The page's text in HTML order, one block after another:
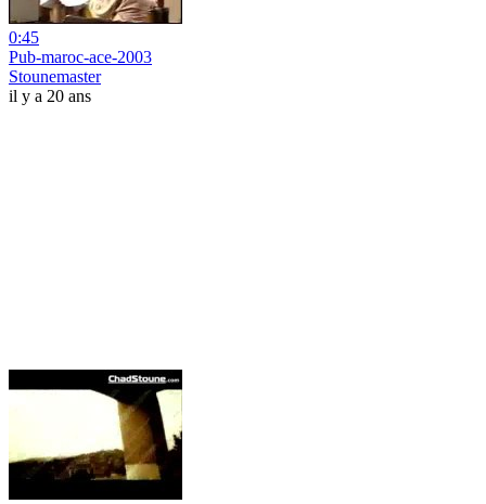
0:45
Pub-maroc-ace-2003
Stounemaster
il y a 20 ans